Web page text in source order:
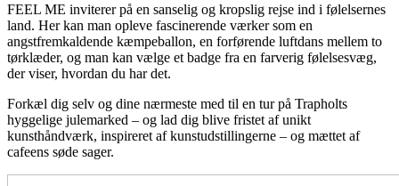
FEEL ME inviterer på en sanselig og kropslig rejse ind i følelsernes
land. Her kan man opleve fascinerende værker som en
angstfremkaldende kæmpeballon, en forførende luftdans mellem to
tørklæder, og man kan vælge et badge fra en farverig følelsesvæg,
der viser, hvordan du har det.
Forkæl dig selv og dine nærmeste med til en tur på Trapholts
hyggelige julemarked – og lad dig blive fristet af unikt
kunsthåndværk, inspireret af kunstudstillingerne – og mættet af
cafeens søde sager.